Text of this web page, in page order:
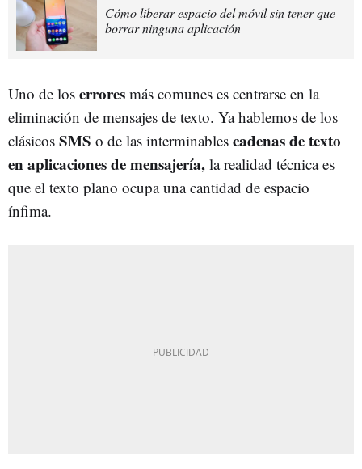
Cómo liberar espacio del móvil sin tener que
borrar ninguna aplicación
Uno de los errores más comunes es centrarse en la
eliminación de mensajes de texto. Ya hablemos de los
clásicos SMS o de las interminables cadenas de texto
en aplicaciones de mensajería, la realidad técnica es
que el texto plano ocupa una cantidad de espacio
ínfima.